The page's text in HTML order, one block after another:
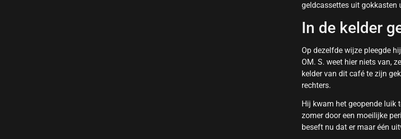
geldcassettes uit gokkasten
In de kelder
Op dezelfde wijze pleegde
OM. S. weet hier niets van,
kelder van dit café te zijn
rechters.
Hij kwam het geopende luik
zomer door een moeilijke
beseft nu dat er maar één